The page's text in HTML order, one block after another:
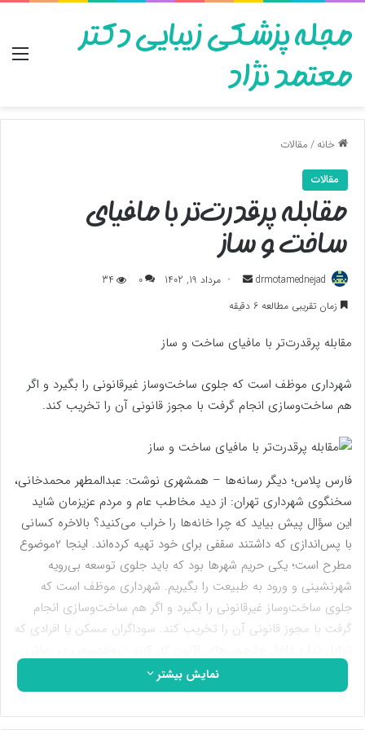
مجله پزشکی زیبایی دکتر
معتمد نژاد
خانه/مقالات
مقالات
مقابله پرقدرت‌تر با مافیای
ساخت و ساز
drmotamednejad
ارسال
به
مرداد 19, 1402 0
34
زمان تقریبی مطالعه 6 دقیقه
مقابله پرقدرت‌تر با مافیای ساخت و ساز
شهرداری موظف است که جلوی ساخت‌وساز غیرقانونی را بگیرد و اگر
هم ساخت‌و‌سازی‌ انجام گرفت با مجوز قانونی آن را تخریب کند.
فارس پلاس؛ دیگر رسانه‌ها – همشهری نوشت: عبدالمطهر محمدخانی،
سخنگوی شهرداری تهران: از دید مخاطب عام و مردم عزیزمان شاید
این سؤال پیش بیاید که چرا خانه‌ها را خراب می‌کنید؟ بالاخره کسانی
با پس‌اندازی که داشتند سقفی برای خود تهیه‌ کرده‌اند. اینجا 2موضوع
مطرح است؛ یکی حریم شهر‌ها بود که باید جلوی توسعه بی‌رویه
شهرنشینی و ورود به طبیعت را بگیریم. شهرداری موظف است که
جلوی ساخت‌وساز غیرقانونی را بگیرد و اگر هم ساخت‌و‌سازی‌ انجام
گرفت با مجوز قانونی آن را تخریب کند. سوداگران مسکن یا افرادی که
که شاهد افزایش قیمت مسکن هستیم – می‌توانند سود زیادی
به‌دست بیاورند؛ به همین دلیل ساخت غیرقانونی شتاب بالایی
می‌گیرد. در زمین‌های وقفی هم مشکلاتی از نظر سند و فرایند قانونی
نمایش بیشتر